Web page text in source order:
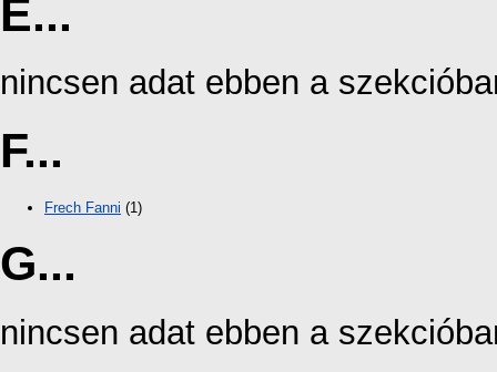
E...
nincsen adat ebben a
F...
Frech Fanni (1)
G...
nincsen adat ebben a